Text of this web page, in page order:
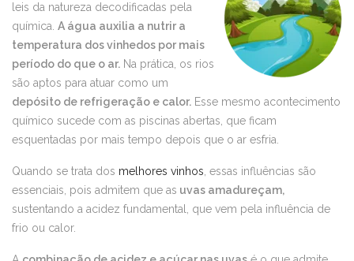
leis da natureza decodificadas pela
química. A água auxilia a nutrir a
temperatura dos vinhedos por mais
período do que o ar. Na prática, os rios
são aptos para atuar como um
depósito de refrigeração e calor. Esse mesmo acontecimento
químico sucede com as piscinas abertas, que ficam
esquentadas por mais tempo depois que o ar esfria.
Quando se trata dos melhores vinhos , essas influências são
essenciais, pois admitem que as uvas amadureçam,
sustentando a acidez fundamental, que vem pela influência de
frio ou calor.